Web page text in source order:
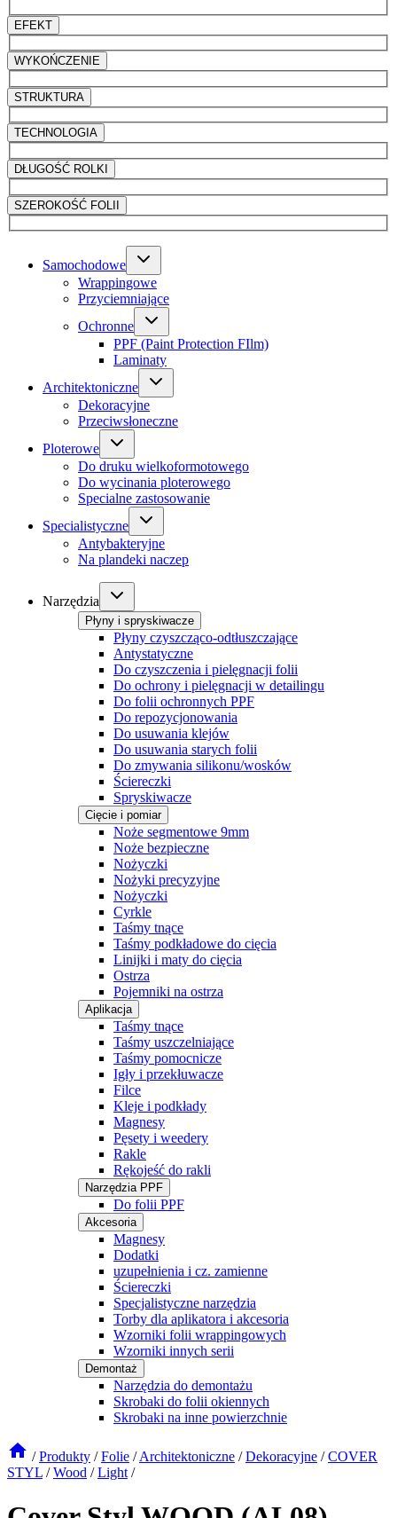
EFEKT
WYKOŃCZENIE
STRUKTURA
TECHNOLOGIA
DŁUGOŚĆ ROLKI
SZEROKOŚĆ FOLII
Samochodowe
Wrappingowe
Przyciemniające
Ochronne
PPF (Paint Protection FIlm)
Laminaty
Architektoniczne
Dekoracyjne
Przeciwsłoneczne
Ploterowe
Do druku wielkoformotowego
Do wycinania ploterowego
Specialne zastosowanie
Specialistyczne
Antybakteryjne
Na plandeki naczep
Narzędzia
Płyny i spryskiwacze
Płyny czyszcząco-odtłuszczające
Antystatyczne
Do czyszczenia i pielęgnacji folii
Do ochrony i pielęgnacji w detailingu
Do folii ochronnych PPF
Do repozycjonowania
Do usuwania klejów
Do usuwania starych folii
Do zmywania silikonu/wosków
Ściereczki
Spryskiwacze
Cięcie i pomiar
Noże segmentowe 9mm
Noże bezpieczne
Nożyczki
Nożyki precyzyjne
Nożyczki
Cyrkle
Taśmy tnące
Taśmy podkładowe do cięcia
Linijki i maty do cięcia
Ostrza
Pojemniki na ostrza
Aplikacja
Taśmy tnące
Taśmy uszczelniające
Taśmy pomocnicze
Igły i przekłuwacze
Filce
Kleje i podkłady
Magnesy
Pęsety i weedery
Rakle
Rękojeść do rakli
Narzędzia PPF
Do folii PPF
Akcesoria
Magnesy
Dodatki
uzupełnienia i cz. zamienne
Ściereczki
Specjalistyczne narzędzia
Torby dla aplikatora i akcesoria
Wzorniki folii wrappingowych
Wzorniki innych serii
Demontaż
Narzędzia do demontażu
Skrobaki do folii okiennych
Skrobaki na inne powierzchnie
/ Produkty / Folie / Architektoniczne / Dekoracyjne / COVER
STYL / Wood / Light /